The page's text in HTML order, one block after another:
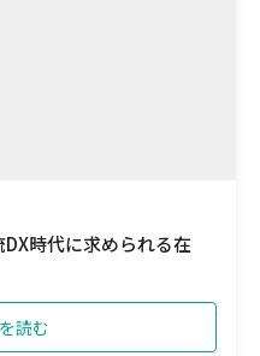
時代に求められる在
読む